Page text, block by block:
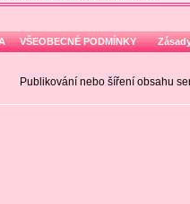
VŠEOBECNÉ PODMÍNKY
Publikování nebo šíření obsahu